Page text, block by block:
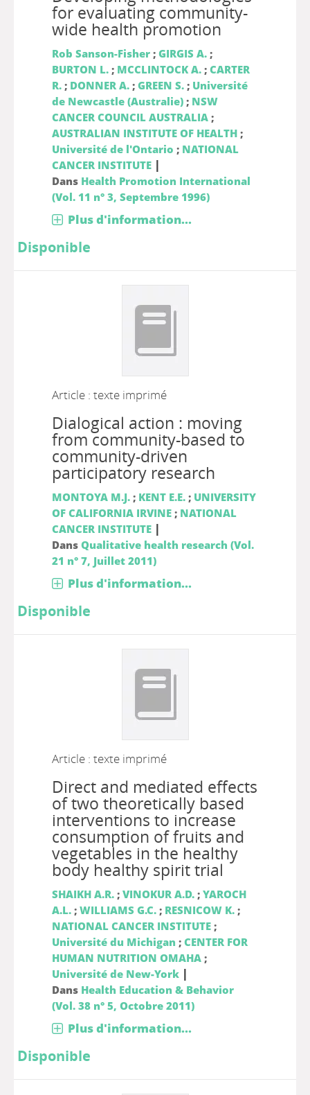
for evaluating community-
wide health promotion
Rob Sanson-Fisher; GIRGIS A.;
BURTON L.; MCCLINTOCK A.; CARTER
R.; DONNER A.; GREEN S.; Université
de Newcastle (Australie); NSW
CANCER COUNCIL AUSTRALIA;
AUSTRALIAN INSTITUTE OF HEALTH;
Université de l'Ontario ; NATIONAL
CANCER INSTITUTE |
Dans Health Promotion International
(Vol. 11 n° 3, Septembre 1996)
Plus d'information...
Disponible
Article : texte imprimé
Dialogical action : moving
from community-based to
community-driven
participatory research
MONTOYA M.J.; KENT E.E.; UNIVERSITY
OF CALIFORNIA IRVINE; NATIONAL
CANCER INSTITUTE |
Dans Qualitative health research (Vol.
21 n° 7, Juillet 2011)
Plus d'information...
Disponible
Article : texte imprimé
Direct and mediated effects
of two theoretically based
interventions to increase
consumption of fruits and
vegetables in the healthy
body healthy spirit trial
SHAIKH A.R.; VINOKUR A.D.; YAROCH
A.L.; WILLIAMS G.C.; RESNICOW K.;
NATIONAL CANCER INSTITUTE;
Université du Michigan ; CENTER FOR
HUMAN NUTRITION OMAHA;
Université de New-York |
Dans Health Education & Behavior
(Vol. 38 n° 5, Octobre 2011)
Plus d'information...
Disponible